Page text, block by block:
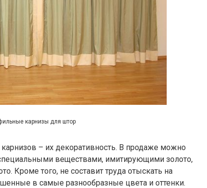
карнизы для штор
– их декоративность. В продаже можно
веществами, имитирующими золото,
Кроме того, не составит труда отыскать на
в самые разнообразные цвета и оттенки.